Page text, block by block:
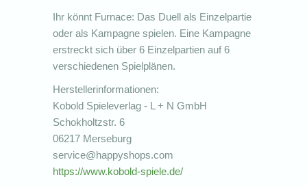
Ihr könnt Furnace: Das Duell als Einzelpartie
oder als Kampagne spielen. Eine Kampagne
erstreckt sich über 6 Einzelpartien auf 6
verschiedenen Spielplänen.
Herstellerinformationen:
Kobold Spieleverlag - L + N GmbH
Schokholtzstr. 6
06217 Merseburg
service@happyshops.com
https://www.kobold-spiele.de/